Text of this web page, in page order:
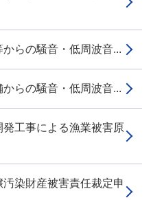
らの騒音・低周波音...
らの騒音・低周波音...
工事による漁業被害原
染財産被害責任裁定申